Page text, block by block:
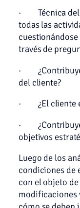
· Técnica del
todas las
través de
· ¿Contribuye
del cliente?
· ¿El cliente
· ¿Contribuye
objetivos
Luego de los
condiciones de
con el objeto
modificaciones